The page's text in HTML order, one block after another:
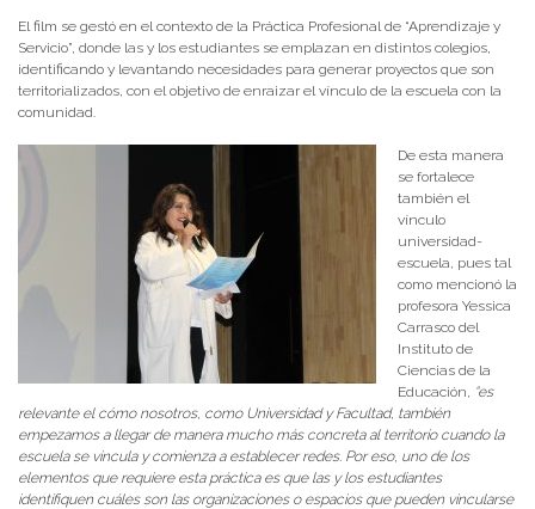
El film se gestó en el contexto de la Práctica Profesional de “Aprendizaje y
Servicio”, donde las y los estudiantes se emplazan en distintos colegios,
identificando y levantando necesidades para generar proyectos que son
territorializados, con el objetivo de enraizar el vínculo de la escuela con la
comunidad.
De esta manera
se fortalece
también el
vínculo
universidad-
escuela, pues tal
como mencionó la
profesora Yessica
Carrasco del
Instituto de
Ciencias de la
Educación, “es
relevante el cómo nosotros, como Universidad y Facultad, también
empezamos a llegar de manera mucho más concreta al territorio cuando la
escuela se vincula y comienza a establecer redes. Por eso, uno de los
elementos que requiere esta práctica es que las y los estudiantes
identifiquen cuáles son las organizaciones o espacios que pueden vincularse